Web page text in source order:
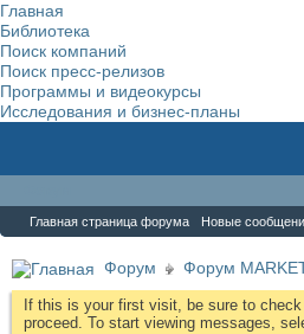
Главная
Библиотека
Поиск компаний
Поиск пресс-релизов
Программы и видеокурсы
Исследования и бизнес-планы
Главная страница форума Новые
Форум Форум
If this is your first visit, be sure to
proceed. To start viewing messages,